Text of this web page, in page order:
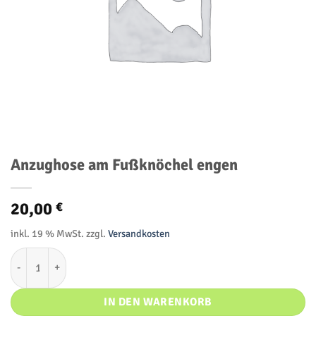
Anzughose am Fußknöchel engen
20,00 €
inkl. 19 % MwSt. zzgl. Versandkosten
Anzughose am Fußknöchel engen Menge
IN DEN WARENKORB